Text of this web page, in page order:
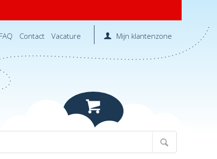
Contact Vacature Mijn klantenzone